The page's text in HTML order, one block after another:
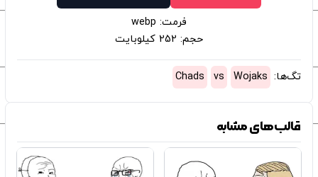
فرمت: webp
حجم: 252 کیلوبایت
تگ‌ها: Wojaks
vs
Chads
قالب‌های مشابه